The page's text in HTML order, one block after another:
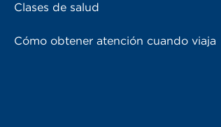
Clases de salud
Cómo obtener atención cuando viaja